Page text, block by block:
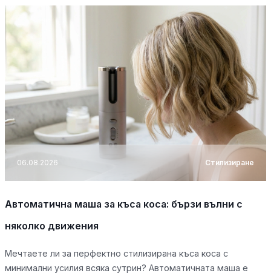
06.08.2026 Стилизиране
Автоматична маша за къса коса: бързи вълни с
няколко движения
Мечтаете ли за перфектно стилизирана къса коса с
минимални усилия всяка сутрин? Автоматичната маша е